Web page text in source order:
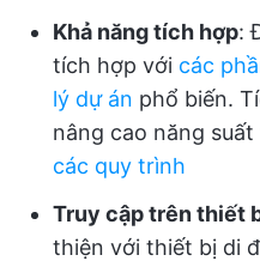
Khả năng tích hợp:
tích hợp với các
lý dự án phổ biến.
nâng cao năng
các quy trình
Truy cập trên thiết
thiện với thiết bị di